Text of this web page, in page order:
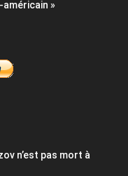
»
n’est pas mort à